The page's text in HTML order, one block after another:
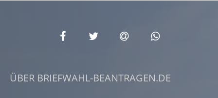
ÜBER BRIEFWAHL-BEANTRAGEN.DE